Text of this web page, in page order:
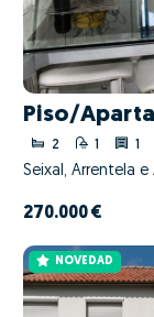
Piso/
2 1 1
Seixal, Arrentela e
270.000 €
NOVEDAD